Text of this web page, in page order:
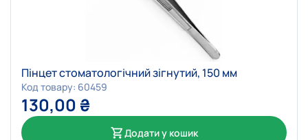
Пінцет стоматологічний зігнутий, 150 мм
Код товару: 60459
130,00 ₴
Додати у кошик